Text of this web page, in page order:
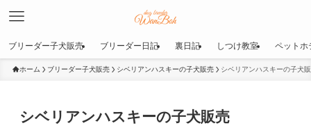
ブリーダー子犬販売 ブリーダー日記 裏日記 しつけ教室 ペットホ
ホーム ブリーダー子犬販売 シベリアンハスキーの子犬販売 シベリアンハスキーの子犬
シベリアンハスキーの子犬販売